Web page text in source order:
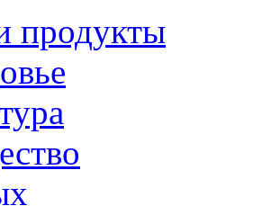
продукты